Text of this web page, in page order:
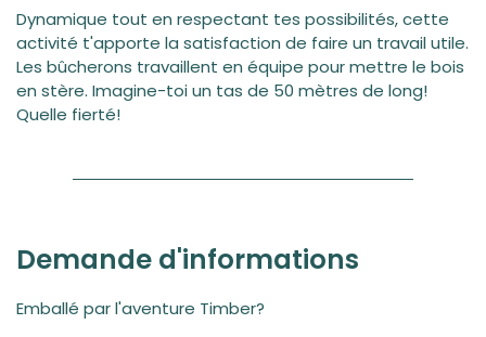
Dynamique tout en respectant tes possibilités, cette
activité t'apporte la satisfaction de faire un travail utile.
Les bûcherons travaillent en équipe pour mettre le bois
en stère. Imagine-toi un tas de 50 mètres de long!
Quelle fierté!
Demande d'informations
Emballé par l'aventure Timber?